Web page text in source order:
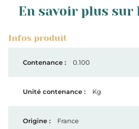
En savoir plus
Infos produit
0.100
Kg
France